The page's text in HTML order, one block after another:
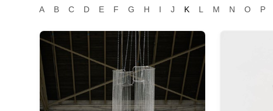
A B C D E F G H I J K L M N O P